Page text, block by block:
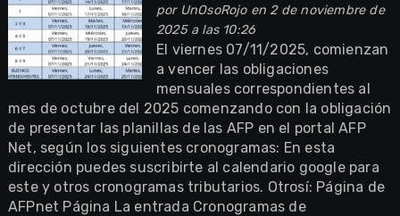
por UnOsoRojoen 2 de noviembre de
2025 a las 10:26
El viernes 07/11/2025, comienzan
a vencer las obligaciones
mensuales correspondientes al
mes de octubre del 2025 comenzando con la obligación
de presentar las planillas de las AFP en el portal AFP
Net, según los siguientes cronogramas: En esta
dirección puedes suscribirte al calendario google para
este y otros cronogramas tributarios. Otrosí: Página de
AFPnet Página La entrada Cronogramas de